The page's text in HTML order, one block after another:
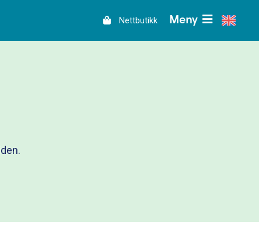
Nettbutikk Meny